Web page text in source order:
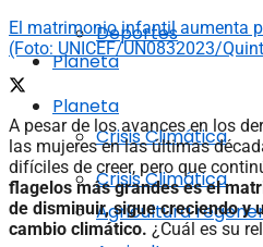
Planeta
Crisis Climática
Agricultura
Deportes
Planeta
Crisis Climática
El matrimonio infantil aumenta
(Foto: UNICEF/UN0832023/
A pesar de los avances en los
las mujeres en las últimas
difíciles de creer, pero que
flagelos más grandes es el
de disminuir, sigue creciendo y
cambio climático. ¿Cuál es su